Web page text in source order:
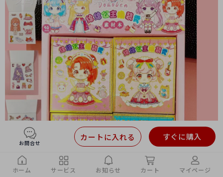
お問合せ
すぐに購入
カートに入れる
ホーム サービス お知らせ カート マイページ